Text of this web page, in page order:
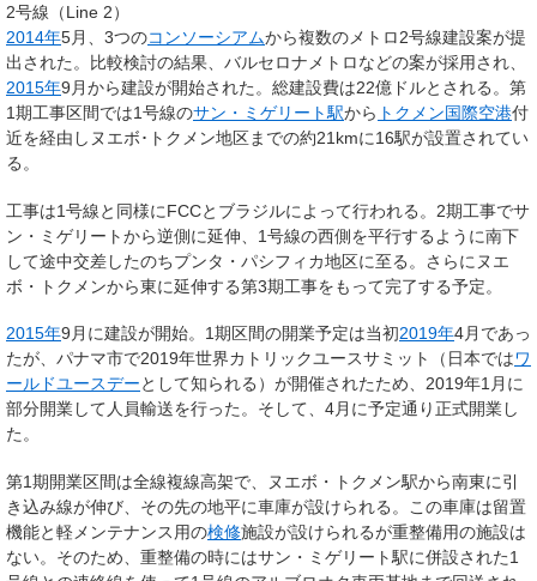
2号線（Line 2）
2014年5月、3つのコンソーシアムから複数のメトロ2号線建設案が提
出された。比較検討の結果、バルセロナメトロなどの案が採用され、
2015年9月から建設が開始された。総建設費は22億ドルとされる。第
1期工事区間では1号線のサン・ミゲリート駅から トクメン国際空港付
近を経由しヌエボ･トクメン地区までの約21kmに16駅が設置されてい
る。
工事は1号線と同様にFCCとブラジルによって行われる。2期工事でサ
ン・ミゲリートから逆側に延伸、1号線の西側を平行するように南下
して途中交差したのちプンタ・パシフィカ地区に至る。さらにヌエ
ボ・トクメンから東に延伸する第3期工事をもって完了する予定。
2015年9月に建設が開始。1期区間の開業予定は当初2019年4月であっ
たが、パナマ市で2019年世界カトリックユースサミット（日本ではワ
ールドユースデーとして知られる）が開催されたため、2019年1月に
部分開業して人員輸送を行った。そして、4月に予定通り正式開業し
た。
第1期開業区間は全線複線高架で、ヌエボ・トクメン駅から南東に引
き込み線が伸び、その先の地平に車庫が設けられる。この車庫は留置
機能と軽メンテナンス用の検修施設が設けられるが重整備用の施設は
ない。そのため、重整備の時にはサン・ミゲリート駅に併設された1